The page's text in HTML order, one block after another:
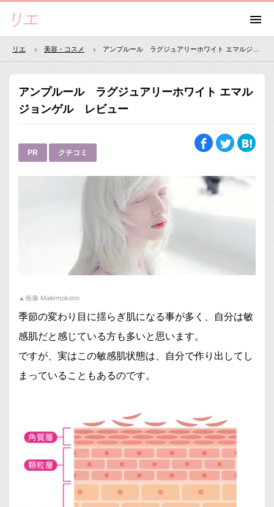
リエ 美容・コスメ
アンプルール ラグジュアリーホワイト エマル
ジョンゲル レビュー
PR クチコミ
▲画像 Maliemokono
季節の変わり目に揺らぎ肌になる事が多く、自分は敏
感肌だと感じている方も多いと思います。
ですが、実はこの敏感肌状態は、自分で作り出してし
まっていることもあるのです。